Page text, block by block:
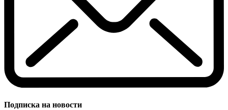
Подписка на новости